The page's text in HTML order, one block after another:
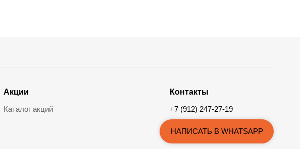
Акции
Каталог акций
Контакты
+7 (912) 247-27-19
НАПИСАТЬ В WHATSAPP